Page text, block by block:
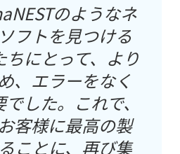
のようなネ
フトを見つける
ちにとって、より
、エラーをなく
した。これで、
客様に最高の製
ことに、再び集